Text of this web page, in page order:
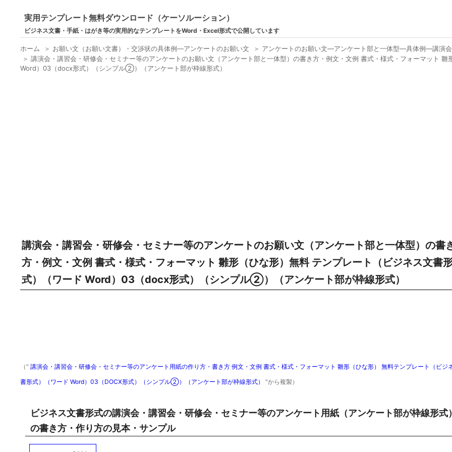
実用テンプレート無料ダウンロード（ケーソルーション）
ビジネス文書・手紙・はがき等の実用的なテンプレートをWord・Excel形式で公開しています
ホーム ＞ お願い文（お願い文書）・交渉状の具体例―アンケートのお願い文 ＞ アンケートのお願い文―アンケート部と一体型―具体例―講演会
＞講演会・講習会・研修会・セミナー等のアンケートのお願い文（アンケート部と一体型）の書き方・例文・文例 書式・様式・フォーマット
Word）03（docx形式）（シンプル②）（アンケート部が枠線形式）
講演会・講習会・研修会・セミナー等のアンケートのお願い文（アンケート部と一体型）の書
方・例文・文例 書式・様式・フォーマット 雛形（ひな形）無料 テンプレート（ビジネス文書
式）（ワード Word）03（docx形式）（シンプル②）（アンケート部が枠線形式）
（" 講演会・講習会・研修会・セミナー等のアンケート用紙の作り方・書き方 例文・文例 書式・様式・フォーマット 雛形（ひな形） 無料テンプレート（ビジ
書形式）（ワード Word）03（DOCX形式）（シンプル②）（アンケート部が枠線形式）"から複製）
ビジネス文書形式の講演会・講習会・研修会・セミナー等のアンケート用紙（アンケート部が枠線形式）
の書き方・作り方の見本・サンプル